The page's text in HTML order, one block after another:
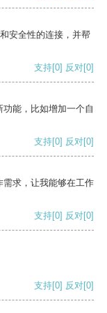
安全性的连接，并帮
支持[0] 反对[0]
能，比如增加一个自
支持[0] 反对[0]
求，让我能够在工作
支持[0] 反对[0]
支持[0] 反对[0]